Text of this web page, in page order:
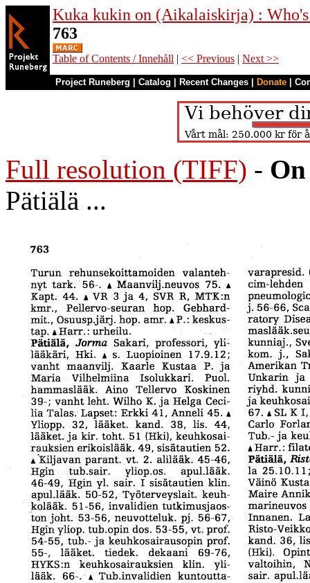
Kuka kukin on (Aikalaiskirja) :
763
Table of Contents / Innehåll | << Previous | Next >>
Project Runeberg Catalog Recent Changes Donate
Full resolution (TIFF) -
Pätiälä ...